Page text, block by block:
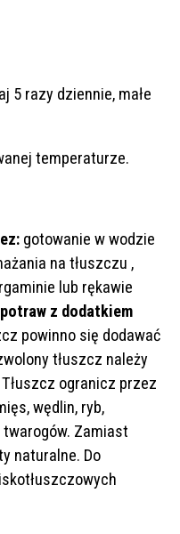
5 razy dziennie, małe
temperaturze.
gotowanie w wodzie
na tłuszczu ,
lub rękawie
z dodatkiem
powinno się dodawać
tłuszcz należy
ogranicz przez
wędlin, ryb,
Zamiast
naturalne. Do